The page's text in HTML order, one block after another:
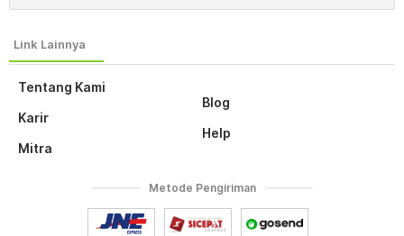
Tentang Kami
Karir
Mitra
Blog
Help
Metode Pengiriman